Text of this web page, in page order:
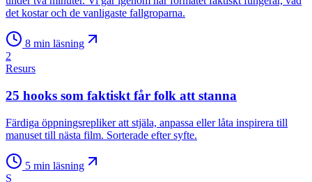
det kostar och de vanligaste fallgroparna.
8 min läsning
2
Resurs
25 hooks som faktiskt får folk att stanna
Färdiga öppningsrepliker att stjäla, anpassa eller låta inspirera till
manuset till nästa film. Sorterade efter syfte.
5 min läsning
S